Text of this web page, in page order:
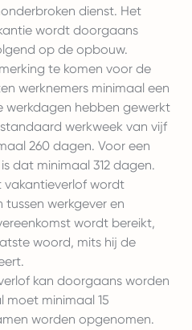
dienst. Het
wordt doorgaans
op de opbouw.
te komen voor de
werknemers minimaal een
hebben gewerkt
werkweek van vijf
260 dagen. Voor een
dat minimaal 312 dagen.
vakantieverlof wordt
werkgever en
wordt bereikt,
woord, mits hij de
kan doorgaans worden
minimaal 15
worden opgenomen.